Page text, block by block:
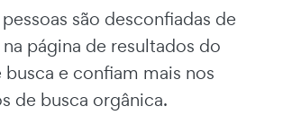
são desconfiadas de
página de resultados do
e confiam mais nos
de busca orgânica.